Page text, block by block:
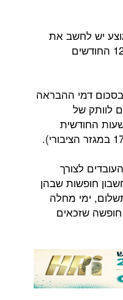
יש לחשב את
מספר השעות שהם עבדו במהלך 12 החודשים
דמי ההבראה
לוותק של
החודשית
לצורך
חופשות שבהן
ימי מחלה
שזכאים